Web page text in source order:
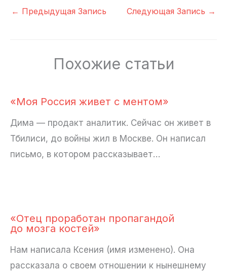
← Предыдущая Запись Следующая Запись →
Похожие статьи
«Моя Россия живет с ментом»
Дима — продакт аналитик. Сейчас он живет в
Тбилиси, до войны жил в Москве. Он написал
письмо, в котором рассказывает…
«Отец проработан пропагандой
до мозга костей»
Нам написала Ксения (имя изменено). Она
рассказала о своем отношении к нынешнему